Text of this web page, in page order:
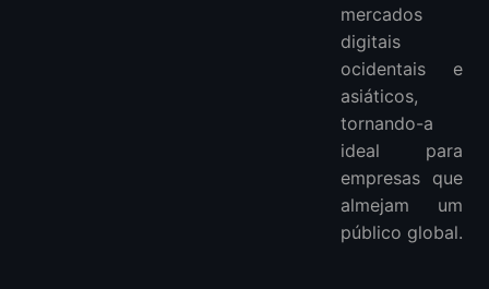
mercados
digitais
ocidentais e
asiáticos,
tornando-a
ideal para
empresas que
almejam um
público global.